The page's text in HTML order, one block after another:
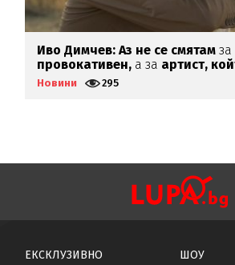
Иво Димчев: Аз не се смятам за
провокативен, а за артист,
откровен
Новини 295
ЕКСКЛУЗИВНО
ШОУ